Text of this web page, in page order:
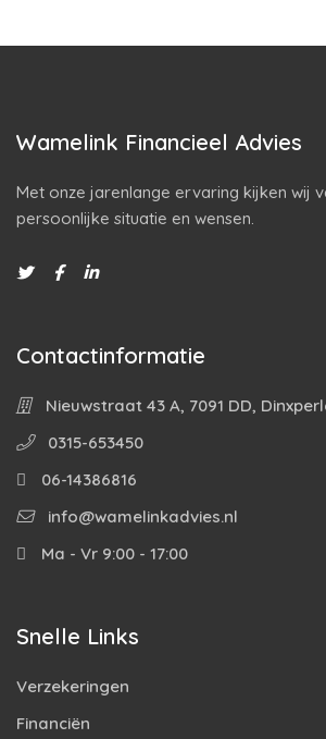
Wamelink Financieel Advies
Met onze jarenlange ervaring kijken wij
persoonlijke situatie en wensen.
Contactinformatie
Nieuwstraat 43 A, 7091 DD,
0315-653450
06-14386816
info@wamelinkadvies.nl
Ma - Vr 9:00 - 17:00
Snelle Links
Verzekeringen
Financiën